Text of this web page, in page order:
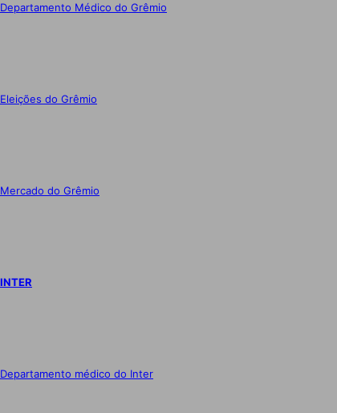
Departamento Médico do Grêmio
Eleições do Grêmio
Mercado do Grêmio
INTER
Departamento médico do Inter